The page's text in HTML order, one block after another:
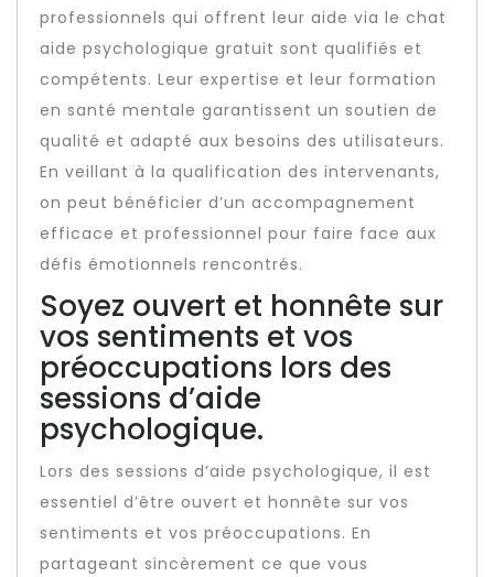
professionnels qui offrent leur aide via le chat
aide psychologique gratuit sont qualifiés et
compétents. Leur expertise et leur formation
en santé mentale garantissent un soutien de
qualité et adapté aux besoins des utilisateurs.
En veillant à la qualification des intervenants,
on peut bénéficier d’un accompagnement
efficace et professionnel pour faire face aux
défis émotionnels rencontrés.
Soyez ouvert et honnête sur
vos sentiments et vos
préoccupations lors des
sessions d’aide
psychologique.
Lors des sessions d’aide psychologique, il est
essentiel d’être ouvert et honnête sur vos
sentiments et vos préoccupations. En
partageant sincèrement ce que vous